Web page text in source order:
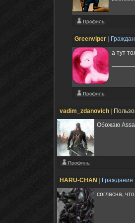
Grееnviper
а тут
vadim_zdanovich
Обожаю
HARU-CHAN Гражданин
согласна,